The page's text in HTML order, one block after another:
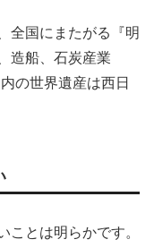
全国にまたがる『明
造船、石炭産業
の世界遺産は西日
ことは明らかです。